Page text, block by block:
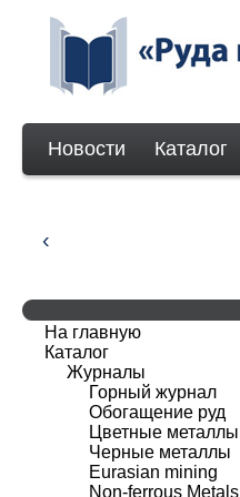
Новости Каталог
На главную
Каталог
Журналы
Горный журнал
Обогащение руд
Цветные металлы
Черные металлы
Eurasian mining
Non-ferrous Мetals